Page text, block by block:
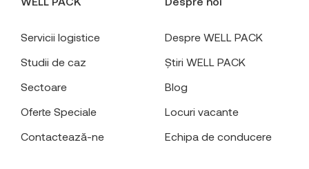
Servicii logistice
Studii de caz
Sectoare
Oferte Speciale
Contactează-ne
Despre WELL PACK
Știri WELL PACK
Blog
Locuri vacante
Echipa de conducere